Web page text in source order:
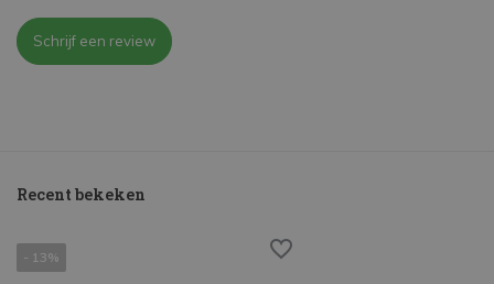
Schrijf een review
Recent bekeken
- 13%